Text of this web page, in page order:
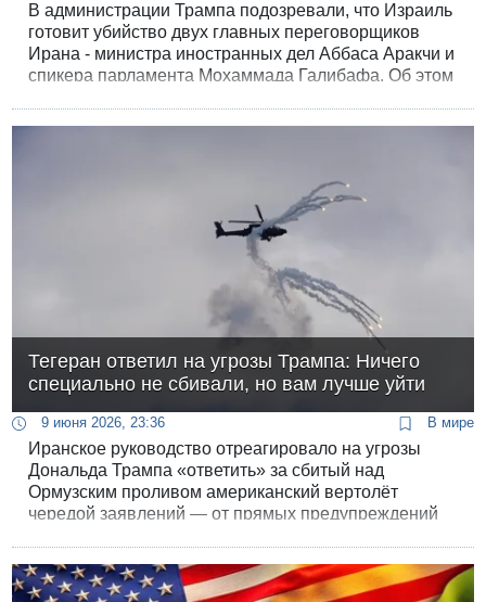
В администрации Трампа подозревали, что Израиль
готовит убийство двух главных переговорщиков
Ирана - министра иностранных дел Аббаса Аракчи и
спикера парламента Мохаммада Галибафа. Об этом
Тегеран ответил на угрозы Трампа: Ничего
специально не сбивали, но вам лучше уйти
9 июня 2026, 23:36 В мире
Иранское руководство отреагировало на угрозы
Дональда Трампа «ответить» за сбитый над
Ормузским проливом американский вертолёт
чередой заявлений — от прямых предупреждений